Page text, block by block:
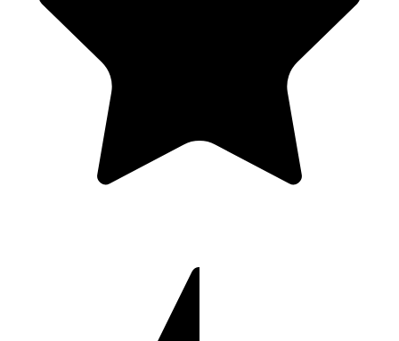
Approvisionnement et stockage
Service à la clientèle
Après-midi (3,5hs)
Législation et sécurité
HACCP derrière le bar
Notions sur la responsabilité légale du serveur d’alcool
(vente à des mineurs, clients ivres, etc.)
HACCP derrière le bar
Notions sur la responsabilité légale du serveur d’alcool (vente
à des mineurs, clients ivres, etc.)